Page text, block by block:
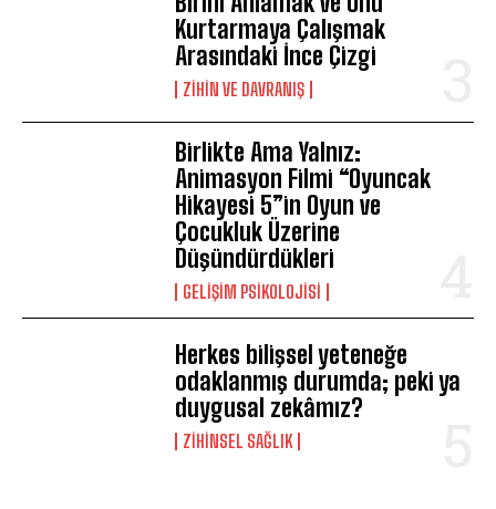
Kurtarmaya Çalışmak
Arasındaki İnce Çizgi
⁠ZIHIN VE DAVRANIŞ
Birlikte Ama Yalnız:
Animasyon Filmi “Oyuncak
Hikayesi 5”in Oyun ve
Çocukluk Üzerine
Düşündürdükleri
GELIŞIM PSIKOLOJISI
Herkes bilişsel yeteneğe
odaklanmış durumda; peki ya
duygusal zekâmız?
ZIHINSEL SAĞLIK